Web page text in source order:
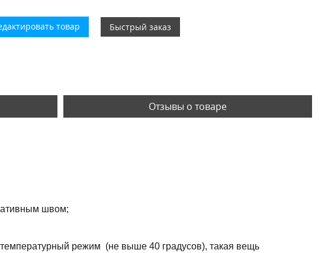
товар Быстрый заказ
Отзывы о товаре
швом;
режим (не выше 40 градусов), такая вещь